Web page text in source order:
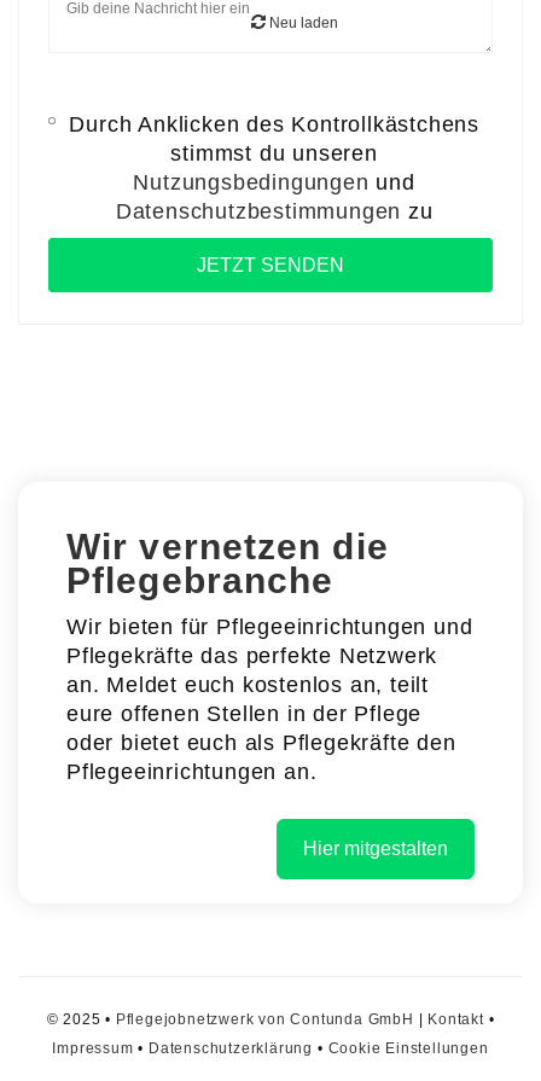
Neu laden
Durch Anklicken des Kontrollkästchens
stimmst du unseren
Nutzungsbedingungen und
Datenschutzbestimmungen zu
Wir vernetzen die
Pflegebranche
Wir bieten für Pflegeeinrichtungen und
Pflegekräfte das perfekte Netzwerk
an. Meldet euch kostenlos an, teilt
eure offenen Stellen in der Pflege
oder bietet euch als Pflegekräfte den
Pflegeeinrichtungen an.
Hier mitgestalten
© 2025 • Pflegejobnetzwerk von Contunda GmbH Kontakt•
Impressum • Datenschutzerklärung • Cookie Einstellungen